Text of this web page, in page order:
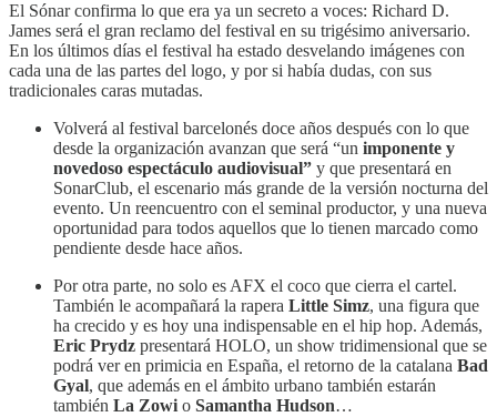
El Sónar confirma lo que era ya un secreto a voces: Richard D.
James será el gran reclamo del festival en su trigésimo aniversario.
En los últimos días el festival ha estado desvelando imágenes con
cada una de las partes del logo, y por si había dudas, con sus
tradicionales caras mutadas.
Volverá al festival barcelonés doce años después con lo que
desde la organización avanzan que será “un imponente y
novedoso espectáculo audiovisual” y que presentará en
SonarClub, el escenario más grande de la versión nocturna del
evento. Un reencuentro con el seminal productor, y una nueva
oportunidad para todos aquellos que lo tienen marcado como
pendiente desde hace años.
Por otra parte, no solo es AFX el coco que cierra el cartel.
También le acompañará la rapera Little Simz, una figura que
ha crecido y es hoy una indispensable en el hip hop. Además,
Eric Prydz presentará HOLO, un show tridimensional que se
podrá ver en primicia en España, el retorno de la catalana Bad
Gyal, que además en el ámbito urbano también estarán
también La Zowi o Samantha Hudson…